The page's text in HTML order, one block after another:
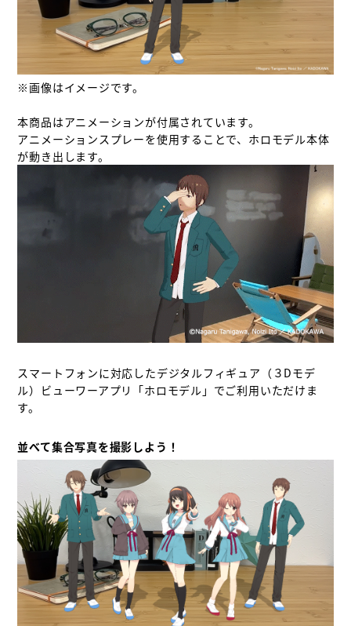
※画像はイメージです。
本商品はアニメーションが付属されています。
アニメーションスプレーを使用することで、ホロモデル本体
スマートフォンに対応したデジタルフィギュア（３Dモデ
ル）ビューワーアプリ「ホロモデル」でご利用いただけま
す。
並べて集合写真を撮影しよう！